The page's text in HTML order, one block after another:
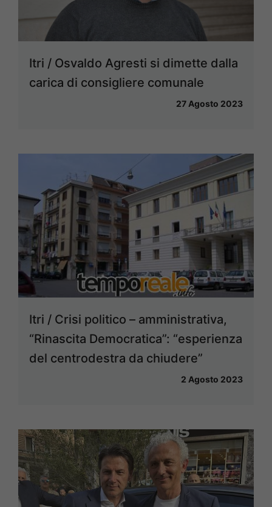
Itri / Osvaldo Agresti si dimette dalla
carica di consigliere comunale
27 Agosto 2023
Itri / Crisi politico – amministrativa,
“Rinascita Democratica”: “esperienza
del centrodestra da chiudere”
2 Agosto 2023